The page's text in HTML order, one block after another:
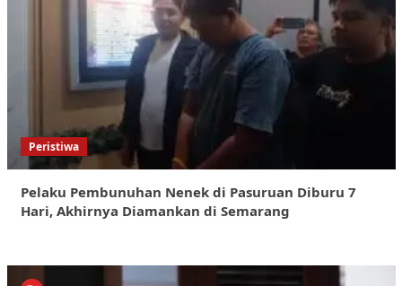
Peristiwa
Pelaku Pembunuhan Nenek di Pasuruan Diburu 7
Hari, Akhirnya Diamankan di Semarang